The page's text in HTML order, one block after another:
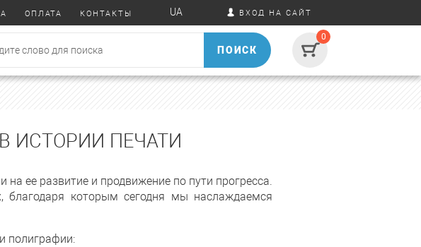
ОПЛАТА КОНТАКТЫ UA ВХОД НА САЙТ
ПОИСК
0
ИСТОРИИ ПЕЧАТИ
ее развитие и продвижение по пути прогресса.
которым сегодня мы наслаждаемся
полиграфии: